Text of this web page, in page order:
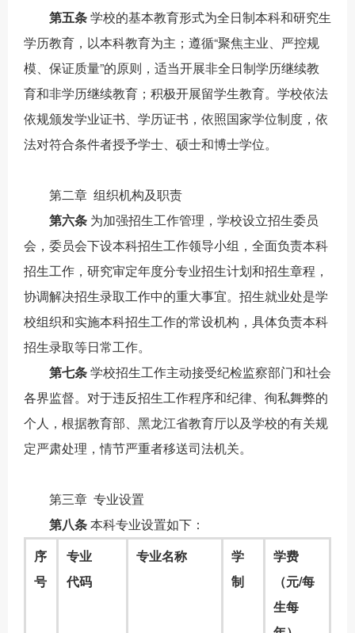
第五条学校的基本教育形式为全日制本科和研究生
学历教育， 以本科教育为主； 遵循“聚焦主业、严控规
模、保证质量”的原则，适当开展非全日制学历继续教
育和非学历继续教育；积极开展留学生教育。 学校依法
依规颁发学业证书、学历证书，依照国家学位制度，依
法对符合条件者授予学士、硕士和博士学位。
第二章 组织机构及职责
第六条 为加强招生工作管理，学校设立招生委员
会，委员会下设本科招生工作领导小组，全面负责本科
招生工作， 研究审定年度分专业招生计划和招生章程，
协调解决招生录取工作中的重大事宜。招生就业处是学
校组织和实施本科招生工作的常设机构，具体负责本科
招生录取等日常工作。
第七条学校招生工作主动接受纪检监察部门和社会
各界监督。对于违反招生工作程序和纪律、徇私舞弊的
个人，根据教育部、黑龙江省教育厅以及学校的有关规
定严肃处理，情节严重者移送司法机关。
第三章 专业设置
第八条本科专业设置如下：
序
号
专业
代码
专业名称
学
制
学费
（元/每
生每